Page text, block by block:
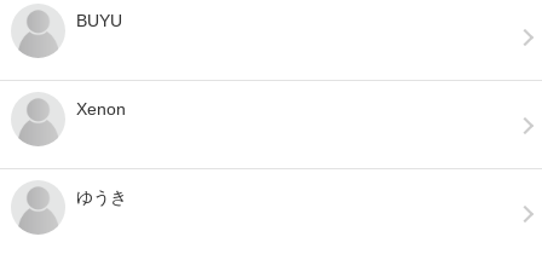
BUYU
Xenon
ゆうき